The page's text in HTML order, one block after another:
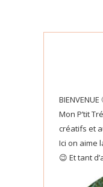
BIENVENUE
Mon P’tit
créatifs et
Ici on aime
😉 Et tant